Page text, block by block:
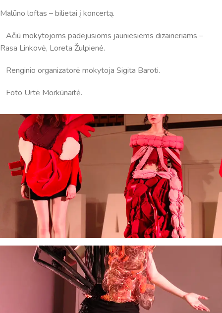
Malūno loftas – bilietai į koncertą.
Ačiū mokytojoms padėjusioms jauniesiems dizaineriams –
Rasa Linkovė, Loreta Žulpienė.
Renginio organizatorė mokytoja Sigita Baroti.
Foto Urtė Morkūnaitė.